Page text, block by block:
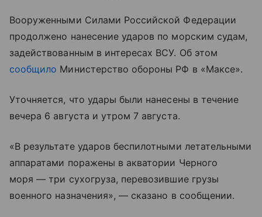
Вооруженными Силами Российской Федерации
продолжено нанесение ударов по морским судам,
задействованным в интересах ВСУ. Об этом
сообщило Министерство обороны РФ в «Максе».
Уточняется, что удары были нанесены в течение
вечера 6 августа и утром 7 августа.
«В результате ударов беспилотными летательными
аппаратами поражены в акватории Черного
моря — три сухогруза, перевозившие грузы
военного назначения», — сказано в сообщении.